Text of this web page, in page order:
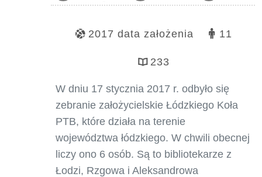
2017 data założenia 11
233
W dniu 17 stycznia 2017 r. odbyło się
zebranie założycielskie Łódzkiego Koła
PTB, które działa na terenie
województwa łódzkiego. W chwili obecnej
liczy ono 6 osób. Są to bibliotekarze z
Łodzi, Rzgowa i Aleksandrowa